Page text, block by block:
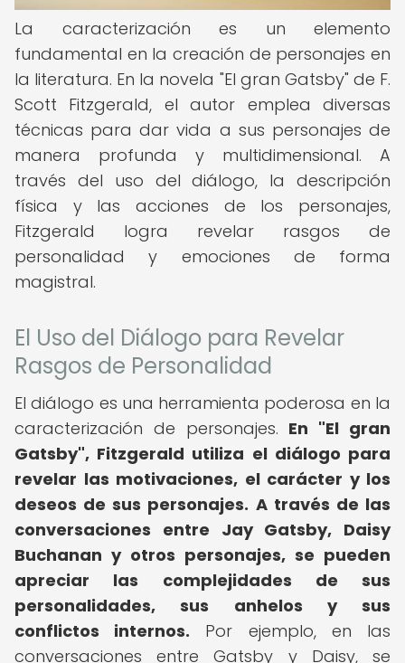
La caracterización es un elemento
fundamental en la creación de personajes en
la literatura. En la novela "El gran Gatsby" de F.
Scott Fitzgerald, el autor emplea diversas
técnicas para dar vida a sus personajes de
manera profunda y multidimensional. A
través del uso del diálogo, la descripción
física y las acciones de los personajes,
Fitzgerald logra revelar rasgos de
personalidad y emociones de forma
magistral.
El Uso del Diálogo para Revelar
Rasgos de Personalidad
El diálogo es una herramienta poderosa en la
caracterización de personajes. En "El gran
Gatsby", Fitzgerald utiliza el diálogo para
revelar las motivaciones, el carácter y los
deseos de sus personajes. A través de las
conversaciones entre Jay Gatsby, Daisy
Buchanan y otros personajes, se pueden
apreciar las complejidades de sus
personalidades, sus anhelos y sus
conflictos internos. Por ejemplo, en las
conversaciones entre Gatsby y Daisy, se